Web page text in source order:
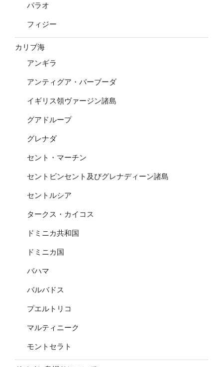
パラオ
フィジー
カリブ海
アンギラ
アンティグア・バーブーダ
イギリス領ヴァージン諸島
グアドループ
グレナダ
セント・マーチン
セントビンセント及びグレナディーン諸島
セントルシア
タークス・カイコス
ドミニカ共和国
ドミニカ国
バハマ
バルバドス
プエルトリコ
マルティニーク
モントセラト